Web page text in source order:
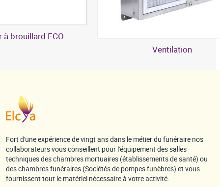
à brouillard ECO
Ventilation
Fort d'une expérience de vingt ans dans le métier du funéraire nos
collaborateurs vous conseillent pour l'équipement des salles
techniques des chambres mortuaires (établissements de santé) ou
des chambres funéraires (Sociétés de pompes funèbres) et vous
fournissent tout le matériel nécessaire à votre activité.